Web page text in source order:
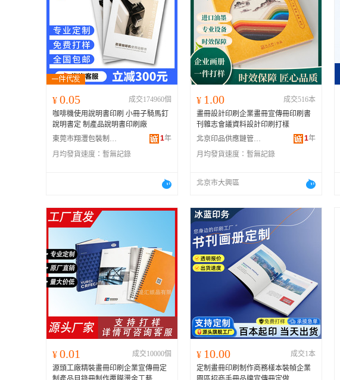
¥ 0.05
成交174960個
咖啡機使用說明書印刷 小冊子騎馬釘
說明書定 制產品說明書印刷廠
東莞市翔灃包裝制品有限公司
1年
月均發貨速度： 暫無記錄
¥ 1.00
成交516本
畫冊設計印刷企業畫冊宣傳冊印刷書
刊雜志會議資料設計印刷打樣
北京印品供應鏈管理有限公司
1年
月均發貨速度： 暫無記錄
北京市大興區
¥ 0.01
成交10000個
源頭工廠精裝畫冊印刷企業宣傳冊定
¥ 10.00
成交1本
定制畫冊印刷制作商務樣本裝幀企業